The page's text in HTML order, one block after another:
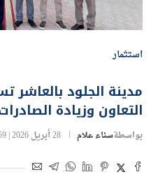
استثمار
مدينة الجلود بالعاشر
التعاون وزيادة
بواسطةسناء علام 28 أبريل 2026 | 3:59 م